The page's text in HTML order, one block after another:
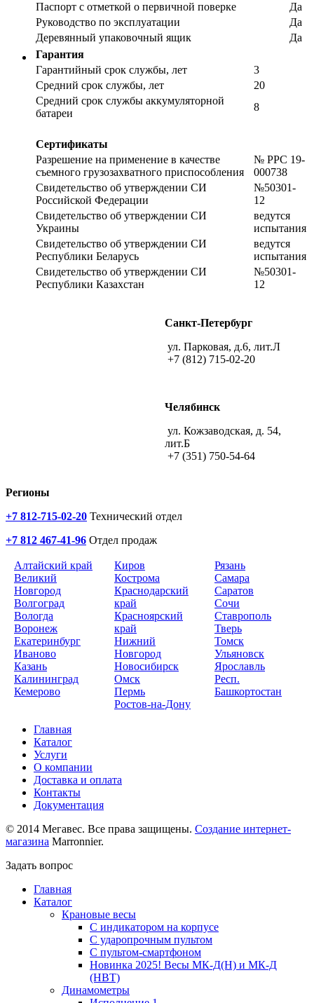
Паспорт с отметкой о первичной поверке
Да
Руководство по эксплуатации
Да
Деревянный упаковочный ящик
Да
Гарантия
Гарантийный срок службы, лет
3
Средний срок службы, лет
20
Средний срок службы аккумуляторной
батареи
8
Сертификаты
Разрешение на применение в качестве
съемного грузозахватного приспособления
№ РРС 19-
000738
Свидетельство об утверждении СИ
Российской Федерации
№50301-
12
Свидетельство об утверждении СИ
Украины
ведутся
испытания
Свидетельство об утверждении СИ
Республики Беларусь
ведутся
испытания
Свидетельство об утверждении СИ
Республики Казахстан
№50301-
12
Санкт-Петербург
ул. Парковая, д.6, лит.Л
+7 (812) 715-02-20
Челябинск
ул. Кожзаводская, д. 54,
лит.Б
+7 (351) 750-54-64
Регионы
+7 812-715-02-20 Технический отдел
+7 812 467-41-96 Отдел продаж
Алтайский край
Великий
Новгород
Волгоград
Вологда
Воронеж
Екатеринбург
Иваново
Казань
Калининград
Кемерово
Киров
Кострома
Краснодарский
край
Красноярский
край
Нижний
Новгород
Новосибирск
Омск
Пермь
Ростов-на-Дону
Рязань
Самара
Саратов
Сочи
Ставрополь
Тверь
Томск
Ульяновск
Ярославль
Респ.
Башкортостан
Главная
Каталог
Услуги
О компании
Доставка и оплата
Контакты
Документация
© 2014 Мегавес. Все права защищены. Создание интернет-
магазина Marronnier.
Задать вопрос
Главная
Каталог
Крановые весы
С индикатором на корпусе
С ударопрочным пультом
С пультом-смартфоном
Новинка 2025! Весы МК-Д(Н) и МК-Д
(НВТ)
Динамометры